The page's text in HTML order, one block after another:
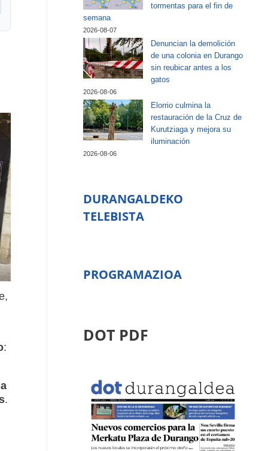
:
.
tormentas para el fin de
semana
2026-08-07
Denuncian la demolición
de una colonia en Durango
sin reubicar antes a los
gatos
2026-08-06
Elorrio culmina la
restauración de la Cruz de
Kurutziaga y mejora su
iluminación
2026-08-06
DURANGALDEKO
TELEBISTA
PROGRAMAZIOA
DOT PDF